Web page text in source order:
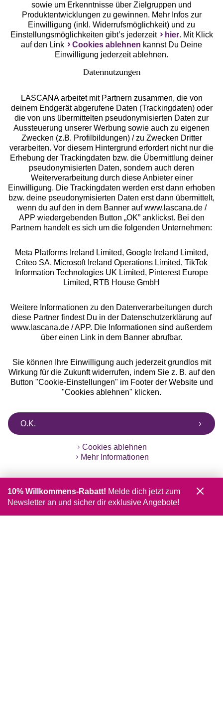
Services
Beratung
Über uns
Rechtliches
Alle Preise inkl. MwSt., zzgl.
Versandkosten
** Bonität vorausgesetzt, berechtigt zur Bonitätsprüfung
sowie um Erkenntnisse über Zielgruppen und
Produktentwicklungen zu gewinnen. Mehr Infos zur
Einwilligung (inkl. Widerrufsmöglichkeit) und zu
Einstellungsmöglichkeiten gibt’s jederzeit
hier. Mit Klick
auf den Link
Cookies ablehnen kannst Du Deine
Einwilligung jederzeit ablehnen.
Datennutzungen
LASCANA arbeitet mit Partnern zusammen, die von
deinem Endgerät abgerufene Daten (Trackingdaten) oder
die von uns übermittelten pseudonymisierten Daten zur
Aussteuerung unserer Werbung sowie auch zu eigenen
Zwecken (z.B. Profilbildungen) / zu Zwecken Dritter
verarbeiten. Vor diesem Hintergrund erfordert nicht nur die
Erhebung der Trackingdaten bzw. die Übermittlung deiner
pseudonymisierten Daten, sondern auch deren
Weiterverarbeitung durch diese Anbieter einer
Einwilligung. Die Trackingdaten werden erst dann erhoben
bzw. deine pseudonymisierten Daten erst dann übermittelt,
wenn du auf den in dem Banner auf www.lascana.de /
APP wiedergebenden Button „OK” anklickst. Bei den
Partnern handelt es sich um die folgenden Unternehmen:
Meta Platforms Ireland Limited, Google Ireland Limited,
Criteo SA, Microsoft Ireland Operations Limited, TikTok
Information Technologies UK Limited, Pinterest Europe
Limited, RTB House GmbH
Weitere Informationen zu den Datenverarbeitungen durch
diese Partner findest Du in der Datenschutzerklärung auf
www.lascana.de / APP. Die Informationen sind außerdem
über einen Link in dem Banner abrufbar.
Sie können Ihre Einwilligung auch jederzeit grundlos mit
Wirkung für die Zukunft widerrufen, indem Sie z. B. auf den
Button "Cookie-Einstellungen" im Footer der Website und
"Cookies ablehnen" klicken.
O.K.
Cookies ablehnen
Mehr Informationen
10% Willkommens-Rabatt! Melde dich jetzt zum
Newsletter an und sicher dir exklusive Angebote!